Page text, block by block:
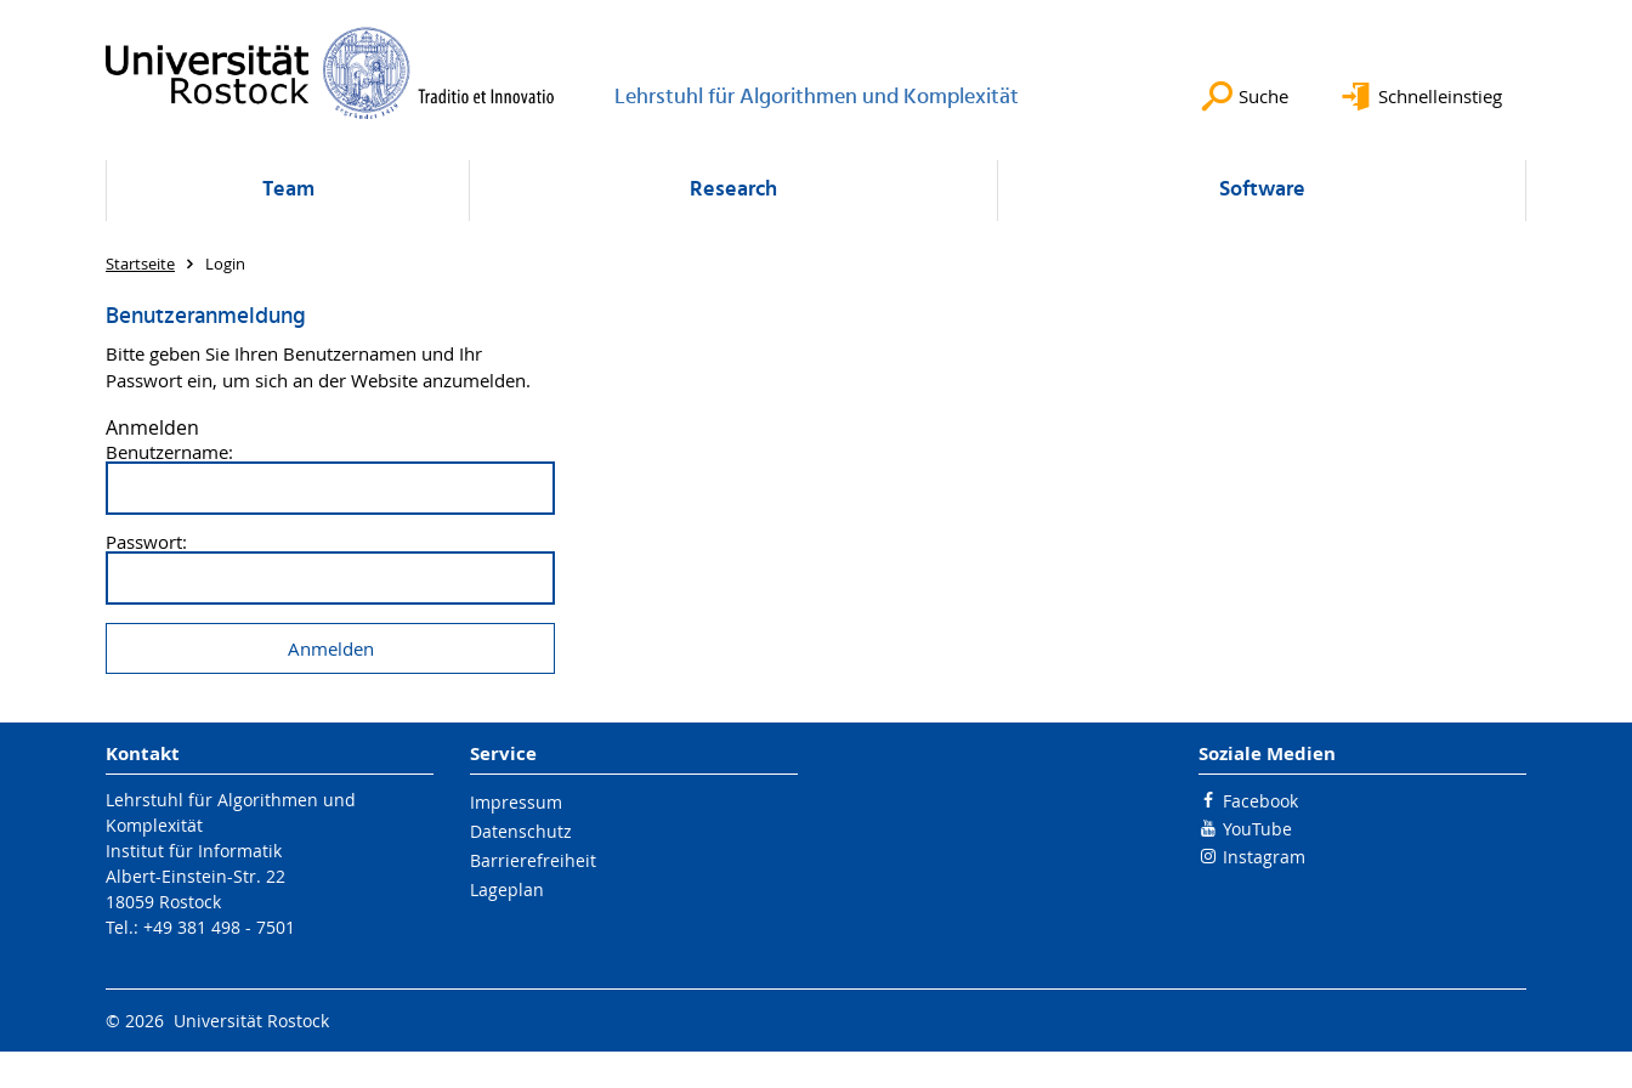
Lehrstuhl für Algorithmen und Komplexität Suche Schnelleinstieg
Team Research Software
Startseite Login
Benutzeranmeldung
Bitte geben Sie Ihren Benutzernamen und Ihr
Passwort ein, um sich an der Website anzumelden.
Anmelden
Benutzername:
Passwort:
Kontakt
Lehrstuhl für Algorithmen und
Komplexität
Institut für Informatik
Albert-Einstein-Str. 22
18059 Rostock
Tel.: +49 381 498 - 7501
Service
Impressum
Datenschutz
Barrierefreiheit
Lageplan
Soziale Medien
Facebook
YouTube
Instagram
© 2026 Universität Rostock